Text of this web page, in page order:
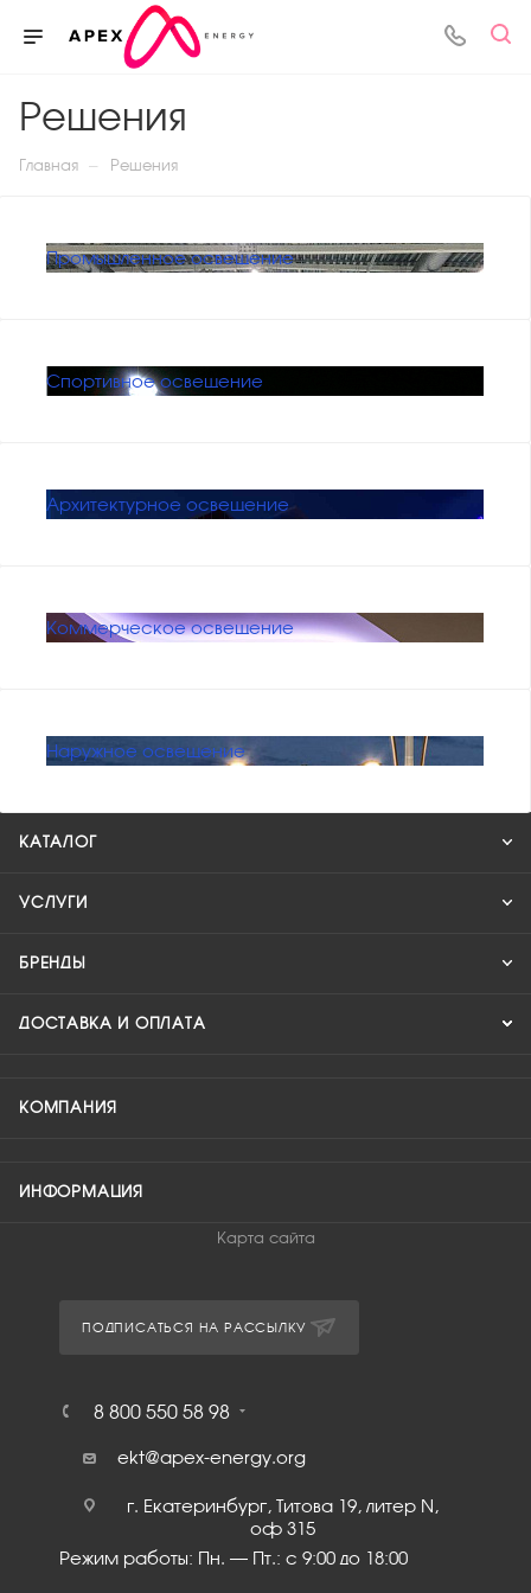
Решения
Главная — Решения
Промышленное освещение
Спортивное освещение
Архитектурное освещение
Коммерческое освещение
Наружное освещение
КАТАЛОГ
УСЛУГИ
БРЕНДЫ
ДОСТАВКА И ОПЛАТА
КОМПАНИЯ
ИНФОРМАЦИЯ
Карта сайта
ПОДПИСАТЬСЯ НА РАССЫЛКУ
8 800 550 58 98
ekt@apex-energy.org
г. Екатеринбург, Титова 19, литер N,
оф 315
Режим работы: Пн. – Пт.: с 9:00 до 18:00